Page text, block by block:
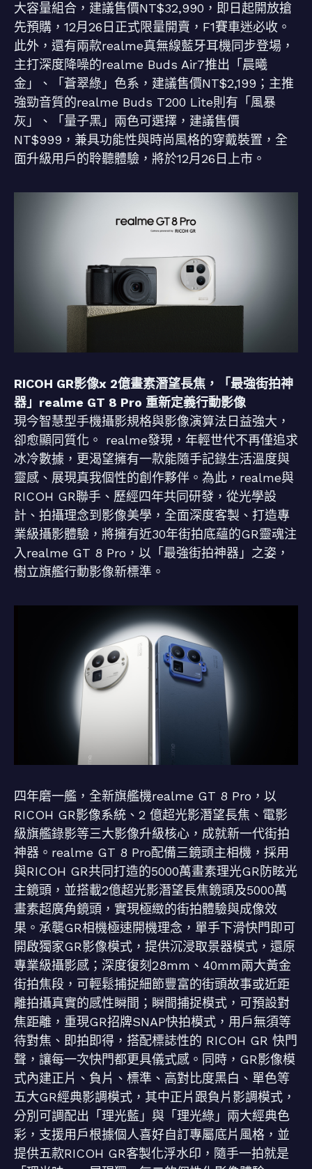
大容量組合，建議售價NT$32,990，即日起開放搶
先預購，12月26日正式限量開賣，F1賽車迷必收。
此外，還有兩款realme真無線藍牙耳機同步登場，
主打深度降噪的realme Buds Air7推出「晨曦
金」、「蒼翠綠」色系，建議售價NT$2,199；主推
強勁音質的realme Buds T200 Lite則有「風暴
灰」、「量子黑」兩色可選擇，建議售價
NT$999，兼具功能性與時尚風格的穿戴裝置，全
面升級用戶的聆聽體驗，將於12月26日上市。
RICOH GR影像x 2億畫素潛望長焦，「最強街拍神
器」realme GT 8 Pro 重新定義行動影像
現今智慧型手機攝影規格與影像演算法日益強大，
卻愈顯同質化。 realme發現，年輕世代不再僅追求
冰冷數據，更渴望擁有一款能隨手記錄生活溫度與
靈感、展現真我個性的創作夥伴。為此，realme與
RICOH GR聯手、歷經四年共同研發，從光學設
計、拍攝理念到影像美學，全面深度客製、打造專
業級攝影體驗，將擁有近30年街拍底蘊的GR靈魂注
入realme GT 8 Pro，以「最強街拍神器」之姿，
樹立旗艦行動影像新標準。
四年磨一艦，全新旗艦機realme GT 8 Pro，以
RICOH GR影像系統、2 億超光影潛望長焦、電影
級旗艦錄影等三大影像升級核心，成就新一代街拍
神器。realme GT 8 Pro配備三鏡頭主相機，採用
與RICOH GR共同打造的5000萬畫素理光GR防眩光
主鏡頭，並搭載2億超光影潛望長焦鏡頭及5000萬
畫素超廣角鏡頭​，實現極緻的街拍體驗與成像效
果。承襲GR相機極速開機理念，單手下滑快門即可
開啟獨家GR影像模式，提供沉浸取景器模式，還原
專業級攝影感；深度復刻28mm、40mm兩大黃金
街拍焦段，可輕鬆捕捉細節豐富的街頭故事或近距
離拍攝真實的感性瞬間；瞬間捕捉模式，可預設對
焦距離，重現GR招牌SNAP快拍模式，用戶無須等
待對焦、即拍即得，搭配標誌性的 RICOH GR 快門
聲，讓每一次快門都更具儀式感。同時，GR影像模
式內建正片、負片、標準、高對比度黑白、單色等
五大GR經典影調模式，其中正片跟負片影調模式，
分別可調配出「理光藍」與「理光綠」兩大經典色
彩，支援用戶根據個人喜好自訂專屬底片風格，並
提供五款RICOH GR客製化浮水印，隨手一拍就是